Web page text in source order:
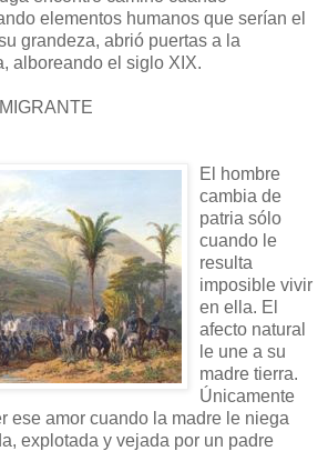
elementos humanos que serían el
grandeza, abrió puertas a la
alboreando el siglo XIX.
El hombre
cambia de
patria sólo
cuando le
resulta
imposible vivir
en ella. El
afecto natural
le une a su
madre tierra.
Únicamente
ese amor cuando la madre le niega
explotada y vejada por un padre